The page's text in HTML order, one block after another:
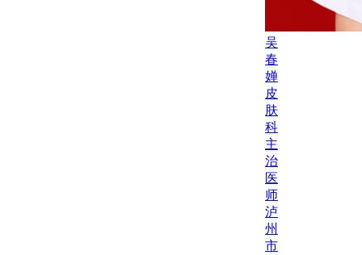
吴
春
婵
皮
肤
科
主
治
医
师
泸
州
市